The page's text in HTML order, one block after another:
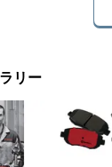
リー